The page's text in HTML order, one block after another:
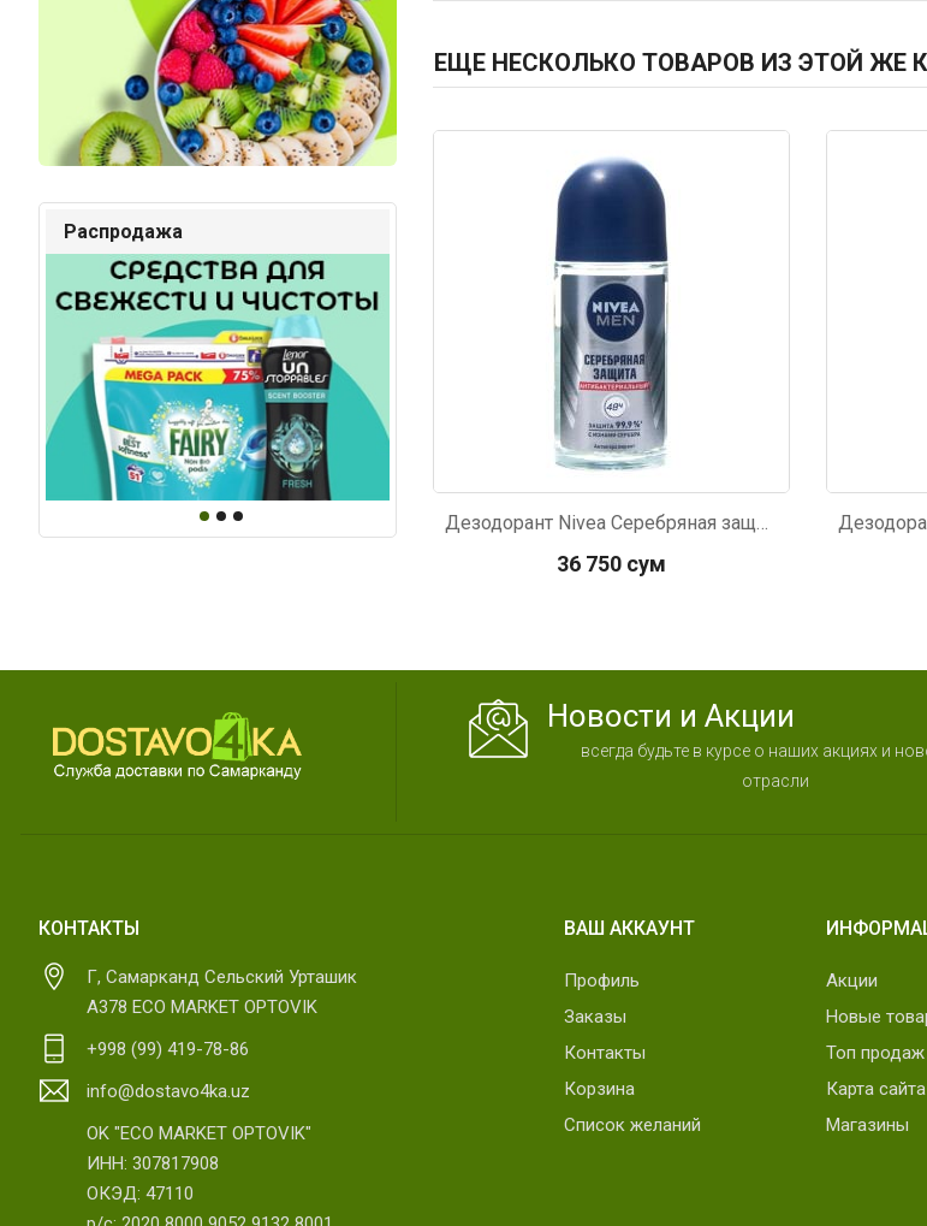
Распродажа
ЕЩЕ НЕСКОЛЬКО ТОВАРОВ ИЗ ЭТОЙ ЖЕ
Код: 3381
Дезодорант Nivea Серебряная защита роликовый мужской 50мл
36 750 сум
Новости и Акции
всегда будьте в курсе о наших акциях и
отрасли
КОНТАКТЫ
Г, Самарканд Сельский Урташик
А378 ECO MARKET OPTOVIK
+998 (99) 419-78-86
info@dostavo4ka.uz
OK "ECO MARKET OPTOVIK"
ИНН: 307817908
ОКЭД: 47110
ВАШ АККАУНТ
Профиль
Заказы
Контакты
Корзина
Список желаний
Акции
Новые
Топ продаж
Карта сайта
Магазины